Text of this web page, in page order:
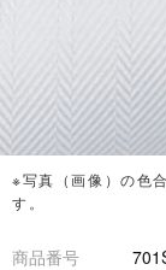
※写真（画像）の色
す。
商品番号